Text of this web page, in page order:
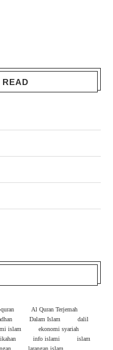
READ
Al Quran Terjemah
Dalam Islam
dalil
islam
ekonomi syariah
info islami
islam
larangan islam